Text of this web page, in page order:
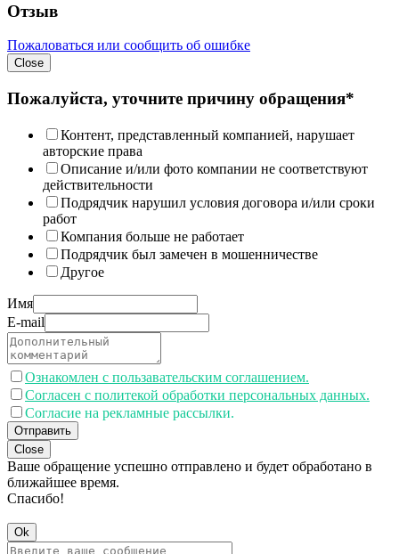
Отзыв
Пожаловаться или сообщить об ошибке
Close
Пожалуйста, уточните причину обращения*
Контент, представленный компанией, нарушает
авторские права
Описание и/или фото компании не соответствуют
действительности
Подрядчик нарушил условия договора и/или сроки
работ
Компания больше не работает
Подрядчик был замечен в мошенничестве
Другое
Имя
E-mail
Ознакомлен с пользавательским соглашением.
Согласен с политекой обработки персональных данных.
Согласие на рекламные рассылки.
Отправить
Close
Ваше обращение успешно отправлено и будет обработано в
ближайшее время.
Спасибо!
Ok